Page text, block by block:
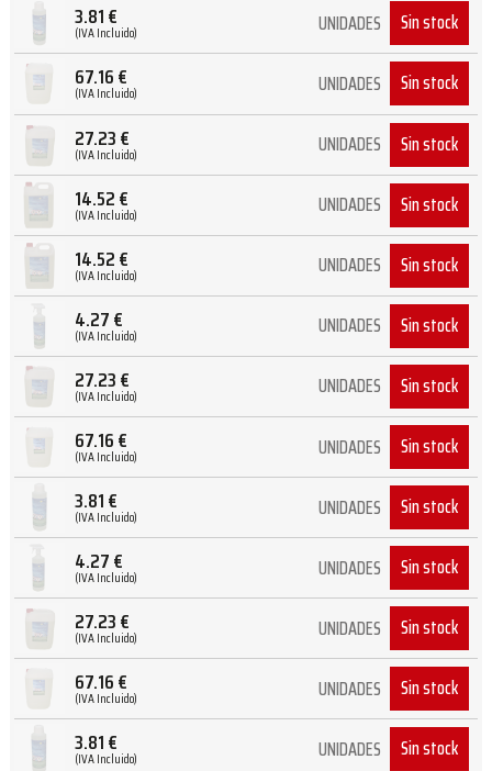
3.81€
(IVA Incluido) UNIDADES Sin stock
67.16€
(IVA Incluido) UNIDADES Sin stock
27.23€
(IVA Incluido) UNIDADES Sin stock
14.52€
(IVA Incluido) UNIDADES Sin stock
14.52€
(IVA Incluido) UNIDADES Sin stock
4.27€
(IVA Incluido) UNIDADES Sin stock
27.23€
(IVA Incluido) UNIDADES Sin stock
67.16€
(IVA Incluido) UNIDADES Sin stock
3.81€
(IVA Incluido) UNIDADES Sin stock
4.27€
(IVA Incluido) UNIDADES Sin stock
27.23€
(IVA Incluido) UNIDADES Sin stock
67.16€
(IVA Incluido) UNIDADES Sin stock
3.81€
(IVA Incluido) UNIDADES Sin stock